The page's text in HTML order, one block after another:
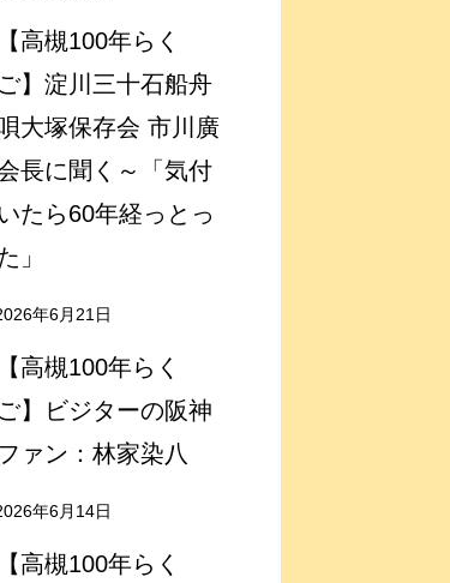
【高槻100年らく
ご】淀川三十石船舟
大塚保存会 市川廣
長に聞く～「気付
たら60年経っとっ
」
年6月21日
【高槻100年らく
ご】ビジターの阪神
ファン：林家染八
年6月14日
【高槻100年らく